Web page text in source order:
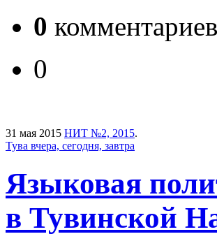
0 комментариев
0
31 мая 2015 НИТ №2, 2015.
Тува вчера, сегодня, завтра
Языковая
в Тувинской